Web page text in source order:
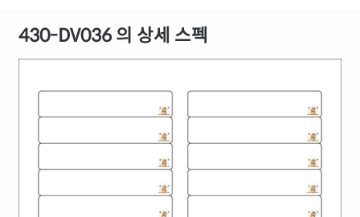
430-DV036 의 상세 스펙